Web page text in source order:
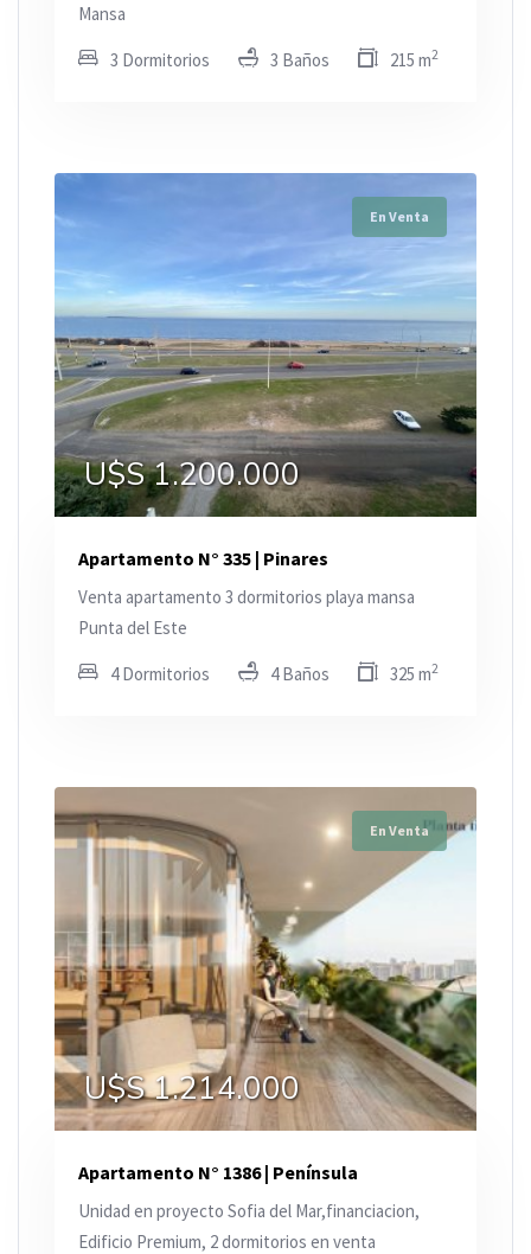
Mansa
3 Dormitorios 3 Baños 215 m2
En Venta
U$S 1.200.000
Apartamento N° 335 | Pinares
Venta apartamento 3 dormitorios playa mansa
Punta del Este
4 Dormitorios 4 Baños 325 m2
En Venta
U$S 1.214.000
Apartamento N° 1386 | Península
Unidad en proyecto Sofia del Mar,financiacion,
Edificio Premium, 2 dormitorios en venta